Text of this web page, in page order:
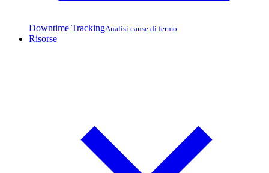
Downtime TrackingAnalisi cause di fermo
Risorse